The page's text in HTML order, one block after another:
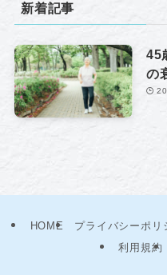
新着記事
45
の
HOME プライバシーポリ
利用規約